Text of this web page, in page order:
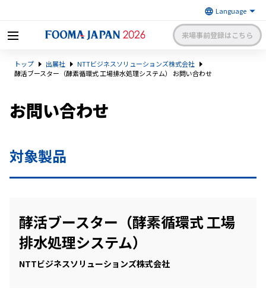
来場事前登録はこちら
級の食品製造総合展〜 | 一般社
団法人 日本食品機械工業会主催
日本食品機械工業会
トップ 出展社
NTTビジネスソリューションズ株式会社
酵活ブースター（酵素循環式 工場排水処理システム） お問い合わせ
お問い合わせ
対象製品
酵活ブースター（酵素循環式 工場
排水処理システム）
NTTビジネスソリューションズ株式会社